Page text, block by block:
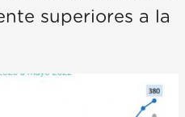
superiores a la